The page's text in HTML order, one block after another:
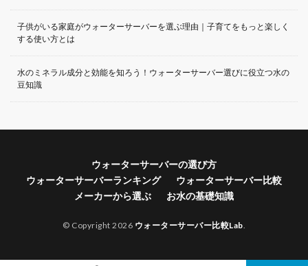
子供がいる家庭がウォーターサーバーを選ぶ理由｜子育てをもっと楽しく
する使い方とは
水のミネラル成分と効能を知ろう！ウォーターサーバー選びに役立つ水の
豆知識
ウォーターサーバーの選び方
ウォーターサーバーランキング
ウォーターサーバー比較
メーカーから選ぶ
お水の基礎知識
© Copyright 2026 ウォーターサーバー比較Lab